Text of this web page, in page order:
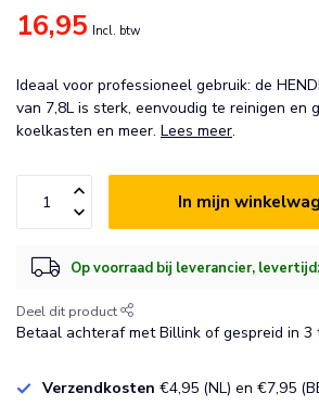
16,95 Incl. btw
Ideaal voor professioneel gebruik: de
van 7,8L is sterk, eenvoudig te reinigen en
koelkasten en meer. Lees meer.
In mijn
Op voorraad bij leverancier,
Deel dit product
Betaal achteraf met Billink of gespreid in 3
Verzendkosten €4,95 (NL) en €7,95